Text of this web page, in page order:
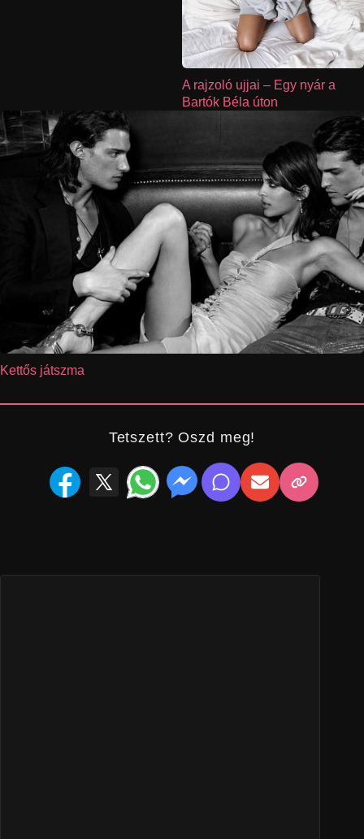
A rajzoló ujjai – Egy nyár a
Bartók Béla úton
Kettős játszma
Tetszett? Oszd meg!